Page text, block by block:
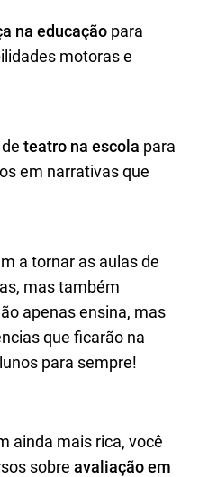
na educação para
motoras e
teatro na escola para
em narrativas que
a tornar as aulas de
mas também
apenas ensina, mas
que ficarão na
para sempre!
ainda mais rica, você
sobre avaliação em